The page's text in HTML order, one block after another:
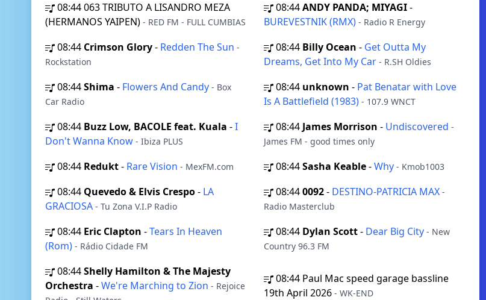
08:44063 TRIBUTO A LISANDRO MEZA
(HERMANOS YAIPEN) - RED FM - FULL CUMBIAS
08:44ANDY PANDA; MIYAGI-
BUREVESTNIK (RMX) - Radio R Energy
08:44 Crimson Glory- Redden The Sun -
Rockstation
08:44 Billy Ocean - Get Outta My
Dreams, Get Into My Car - R.SH Oldies
08:44Shima - Flowers And Candy - Box
Car Radio
08:44 unknown - Pat Benatar with Love
Is A Battlefield (1983) - 107.9 WNCT
08:44 Buzz Low, BACOLE feat. Kuala -I
Don't Wanna Know - Ibiza PLUS
08:44 James Morrison - Undiscovered -
James FM - good times only
08:44 Redukt- Rare Vision - MexFM.com 08:44Sasha Keable-Why - Kmob1003
08:44 Quevedo & Elvis Crespo- LA
GRACIOSA - Tu Zona V.I.P Radio
08:440092- DESTINO-PATRICIA MAX -
Radio Masterclub
08:44 Eric Clapton -Tears In Heaven
(Rom) - Rádio Cidade FM
08:44 Dylan Scott- Dear Big City - New
Country 96.3 FM
08:44Shelly Hamilton & The Majesty
Orchestra -We're Marching to Zion - Rejoice
08:44 Paul Mac speed garage bassline
19th April 2026 - WK-END